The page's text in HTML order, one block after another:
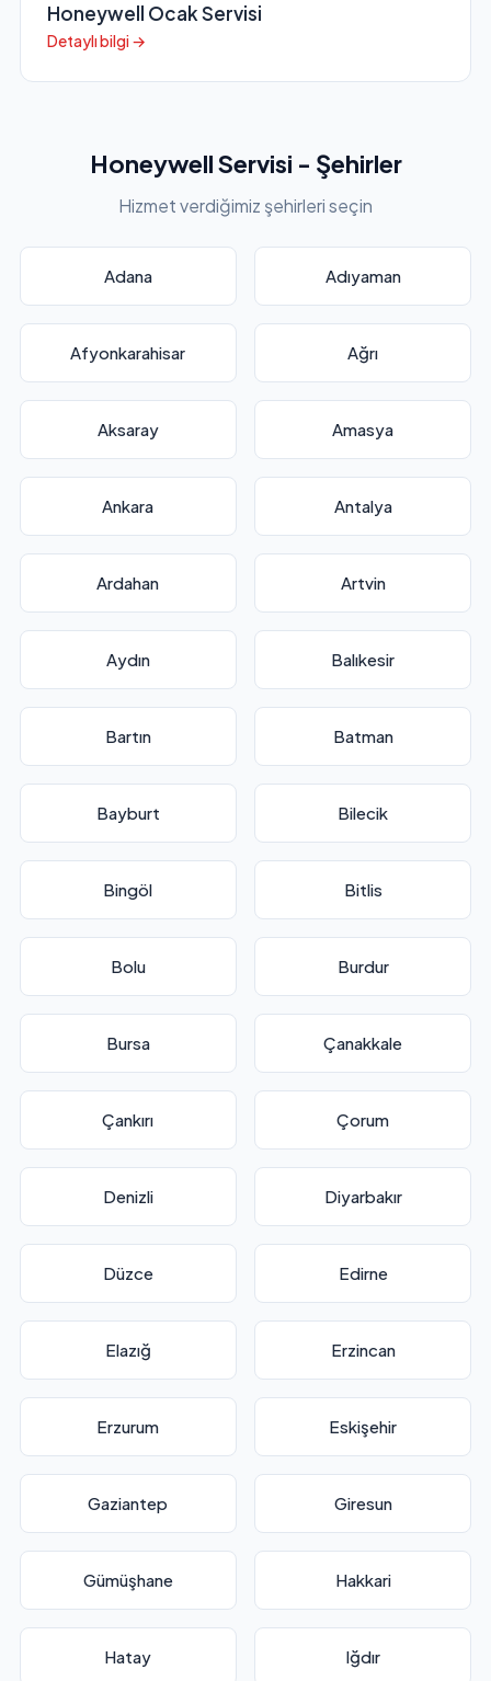
Honeywell Ocak Servisi
Detaylı bilgi →
Honeywell Servisi - Şehirler
Hizmet verdiğimiz şehirleri seçin
Adana Adıyaman
Afyonkarahisar Ağrı
Aksaray Amasya
Ankara Antalya
Ardahan Artvin
Aydın Balıkesir
Bartın Batman
Bayburt Bilecik
Bingöl Bitlis
Bolu Burdur
Bursa Çanakkale
Çankırı Çorum
Denizli Diyarbakır
Düzce Edirne
Elazığ Erzincan
Erzurum Eskişehir
Gaziantep Giresun
Gümüşhane Hakkari
Hatay Iğdır